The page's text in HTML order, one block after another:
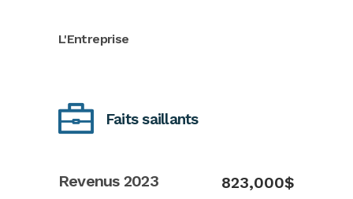
L'Entreprise
Faits saillants
Revenus 2023
823,000$